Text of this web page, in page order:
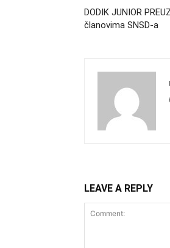
DODIK JUNIOR
članovima SNSD-a
LEAVE A REPLY